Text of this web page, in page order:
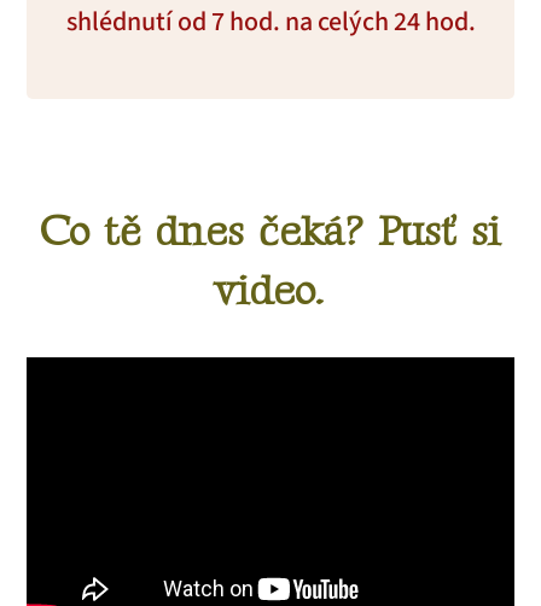
shlédnutí od 7 hod. na celých 24 hod.
Co tě dnes čeká? Pusť si
video.